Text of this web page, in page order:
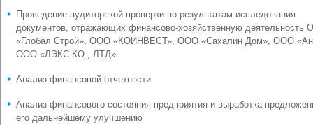
Проведение аудиторской проверки по результатам исследования
документов, отражающих финансово-хозяйственную деятельность
«Глобал Строй», ООО «КОИНВЕСТ», ООО «Сахалин Дом», ООО
ООО «ЛЭКС КО., ЛТД»
Анализ финансовой отчетности
Анализ финансового состояния предприятия и выработка
его дальнейшему улучшению